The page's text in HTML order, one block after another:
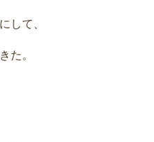
して、
た。